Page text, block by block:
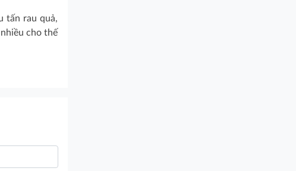
tấn rau quả,
cho thế